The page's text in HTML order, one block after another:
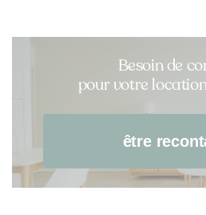
Besoin de
pour votre
être